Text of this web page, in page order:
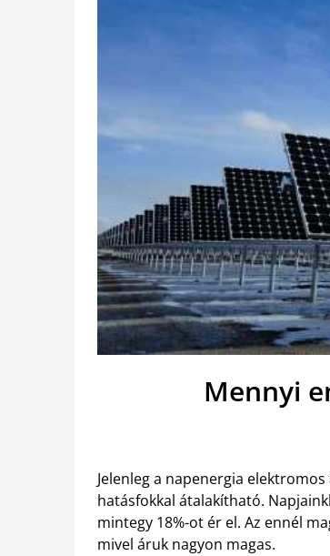
Mennyi
Jelenleg a napenergia
hatásfokkal átalakítható.
mintegy 18%-ot ér el. Az ennél
mivel áruk nagyon magas.